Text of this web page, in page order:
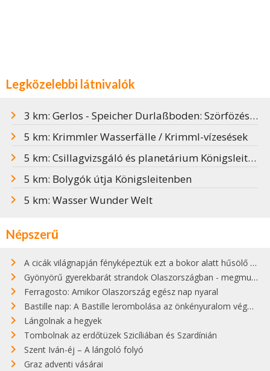
Legközelebbi látnivalók
3 km: Gerlos - Speicher Durlaßboden: Szörfözés az Alpok tetején
5 km: Krimmler Wasserfälle / Krimml-vízesések
5 km: Csillagvizsgáló és planetárium Königsleitenben
5 km: Bolygók útja Königsleitenben
5 km: Wasser Wunder Welt
Népszerű
A cicák világnapján fényképeztük ezt a bokor alatt hűsölő cicát Kisorosziban
Gyönyörű gyerekbarát strandok Olaszországban - megmutatjuk a 15 legjobbat
Ferragosto: Amikor Olaszország egész nap nyaral
Bastille nap: A Bastille lerombolása az önkényuralom végét jelentette
Lángolnak a hegyek
Tombolnak az erdőtüzek Szicíliában és Szardínián
Szent Iván-éj – A lángoló folyó
Graz adventi vásárai